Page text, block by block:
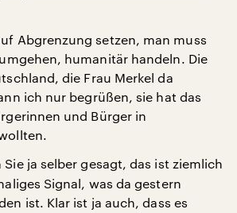
Abgrenzung setzen, man muss
humanitär handeln. Die
die Frau Merkel da
ich nur begrüßen, sie hat das
und Bürger in
Sie ja selber gesagt, das ist ziemlich
Signal, was da gestern
ist. Klar ist ja auch, dass es